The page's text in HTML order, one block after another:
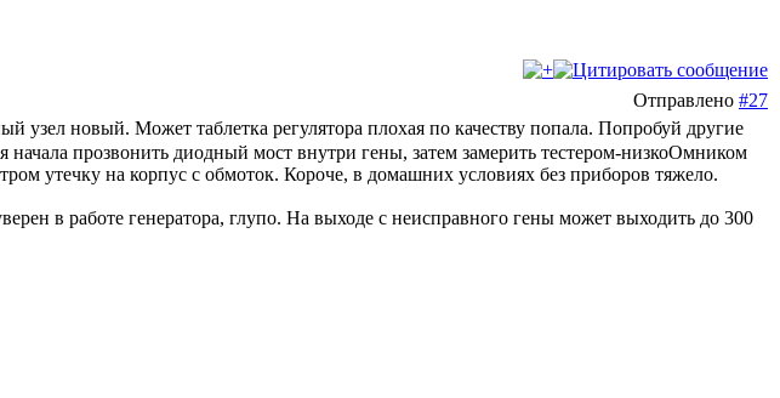
Отправлено #27
узел новый. Может таблетка регулятора плохая по качеству попала. Попробуй другие
прозвонить диодный мост внутри гены, затем замерить тестером-низкоОмником
утечку на корпус с обмоток. Короче, в домашних условиях без приборов тяжело.
в работе генератора, глупо. На выходе с неисправного гены может выходить до 300